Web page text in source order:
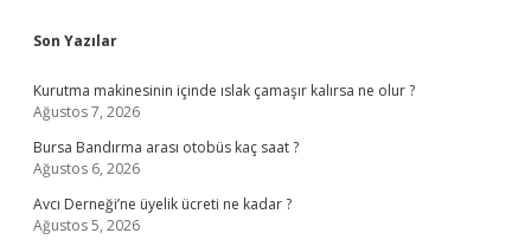
Sidebar
Son Yazılar
Kurutma makinesinin içinde ıslak çamaşır kalırsa ne olur ?
Ağustos 7, 2026
Bursa Bandırma arası otobüs kaç saat ?
Ağustos 6, 2026
Avcı Derneği’ne üyelik ücreti ne kadar ?
Ağustos 5, 2026